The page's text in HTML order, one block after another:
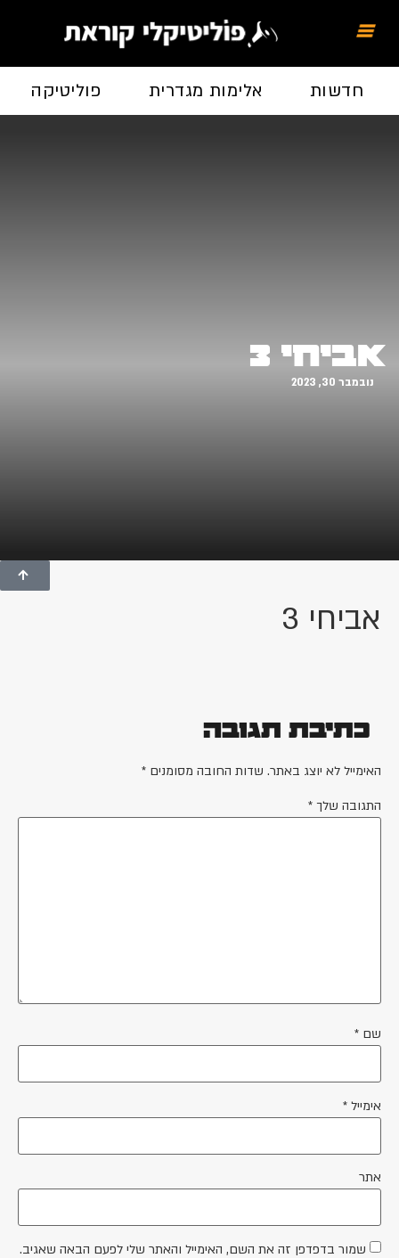
חדשות אלימות מגדרית פוליטיקה
אביחי 3
נובמבר 30, 2023
אביחי 3
כתיבת תגובה
האימייל לא יוצג באתר. שדות החובה מסומנים *
התגובה שלך *
שם *
אימייל *
אתר
שמור בדפדפן זה את השם, האימייל והאתר שלי לפעם הבאה שאגיב.